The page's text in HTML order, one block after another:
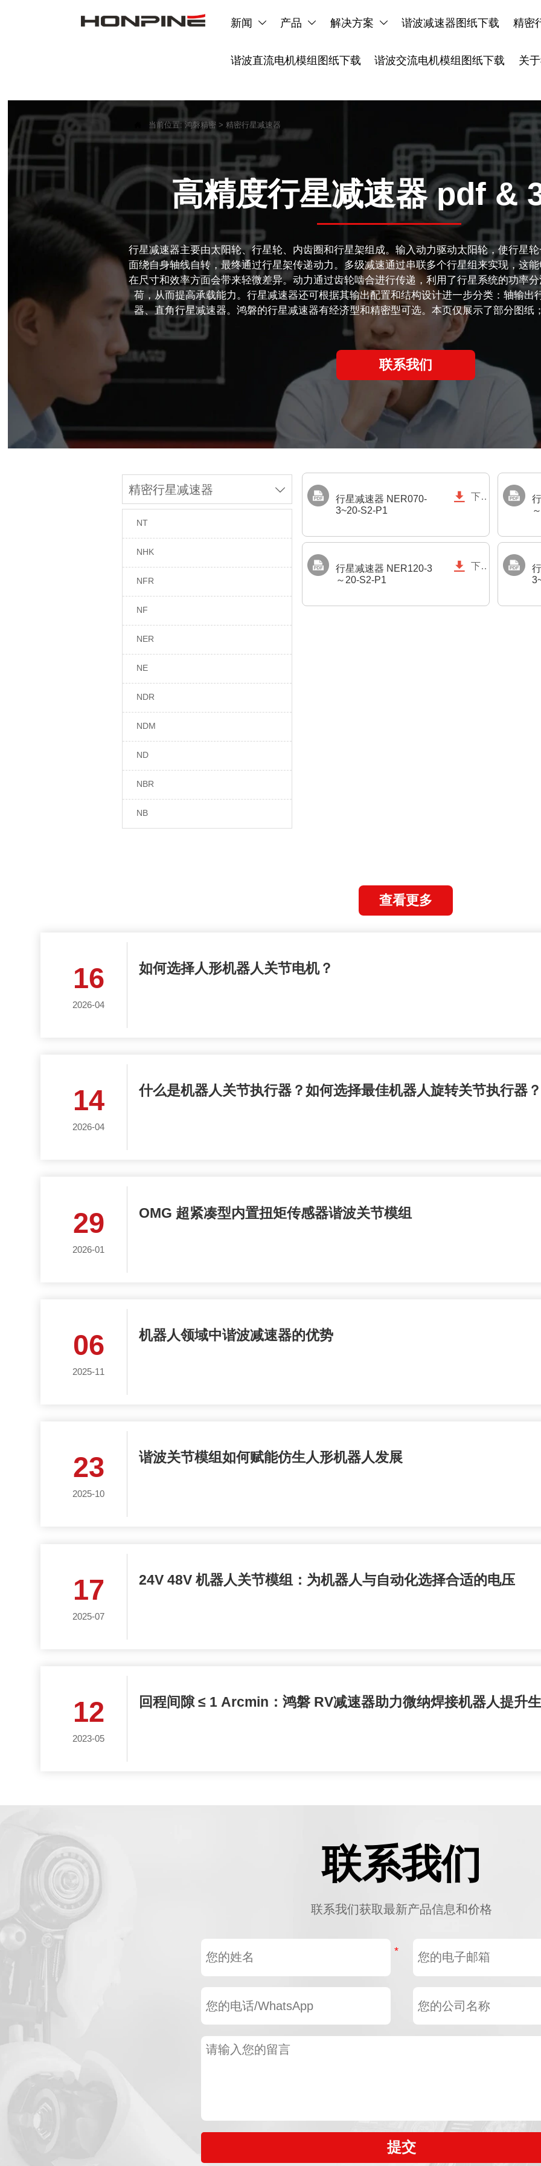
新闻  产品  解决方案  谐波减速器图纸下载 精密
谐波直流电机模组图纸下载 谐波交流电机模组图纸下载 关
当前位置:鸿磐精密 >精密行星减速器
高精度行星减速器 pdf &
行星减速器主要由太阳轮、行星轮、内齿圈和行星架组成。输入动力驱动太阳轮，使行星
面绕自身轴线自转，最终通过行星架传递动力。多级减速通过串联多个行星组来实现，这
在尺寸和效率方面会带来轻微差异。动力通过齿轮啮合进行传递，利用了行星系统的功率
荷，从而提高承载能力。行星减速器还可根据其输出配置和结构设计进一步分类：轴输出
器、直角行星减速器。鸿磐的行星减速器有经济型和精密型可选。本页仅展示了部分图纸
联系我们
精密行星减速器 
NT
NHK
NFR
NF
NER
NE
NDR
NDM
ND
NBR
NB
行星减速器 NER070-
3~20-S2-P1
 下载
行星减速器 NER120-3
～20-S2-P1
 下载
查看更多
16
2026-04
如何选择人形机器人关节电机？
14
2026-04
什么是机器人关节执行器？如何选择最佳机器人旋转关节执行器？
29
2026-01
OMG 超紧凑型内置扭矩传感器谐波关节模组
06
2025-11
机器人领域中谐波减速器的优势
23
2025-10
谐波关节模组如何赋能仿生人形机器人发展
17
2025-07
24V 48V 机器人关节模组：为机器人与自动化选择合适的电压
12
2023-05
回程间隙 ≤ 1 Arcmin：鸿磐 RV减速器助力微纳焊接机器人提升
联系我们
联系我们获取最新产品信息和价格
提交